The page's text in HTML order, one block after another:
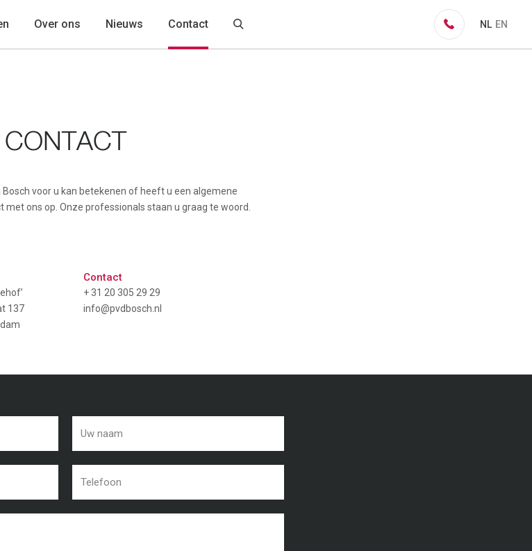
Over ons Nieuws Contact NL EN
CONTACT
Bosch voor u kan betekenen of heeft u een algemene
met ons op. Onze professionals staan u graag te woord.
137
Contact
+ 31 20 305 29 29
info@pvdbosch.nl